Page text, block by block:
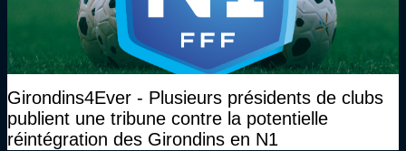
Girondins4Ever - Plusieurs présidents de clubs
publient une tribune contre la potentielle
réintégration des Girondins en N1